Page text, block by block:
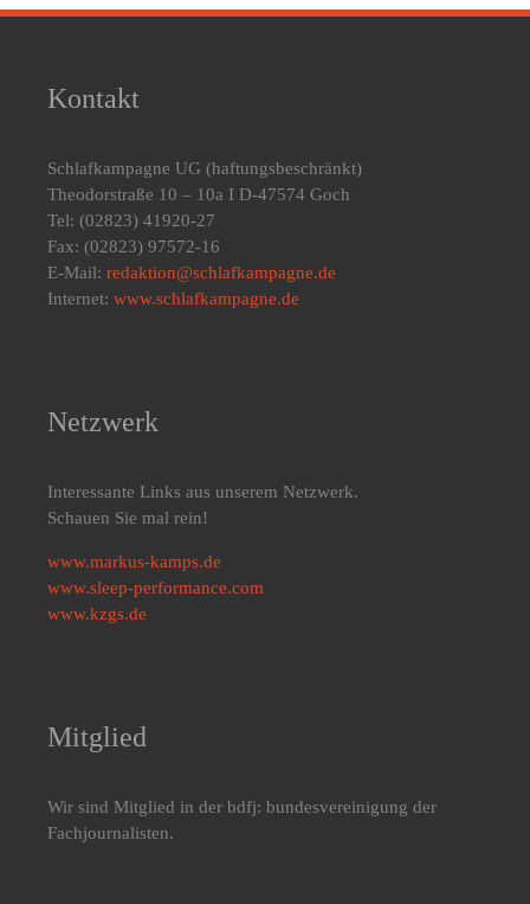
Kontakt
Schlafkampagne UG (haftungsbeschränkt)
Theodorstraße 10 – 10a I D-47574 Goch
Tel: (02823) 41920-27
Fax: (02823) 97572-16
E-Mail: redaktion@schlafkampagne.de
Internet: www.schlafkampagne.de
Netzwerk
Interessante Links aus unserem Netzwerk.
Schauen Sie mal rein!
www.markus-kamps.de
www.sleep-performance.com
www.kzgs.de
Mitglied
Wir sind Mitglied in der bdfj: bundesvereinigung der
Fachjournalisten.